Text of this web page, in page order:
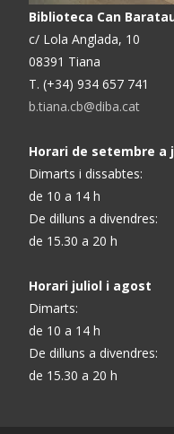
Biblioteca Can
c/ Lola Anglada, 10
08391 Tiana
T. (+34) 934 657 741
b.tiana.cb@diba.cat
Horari de setembre a
Dimarts i dissabtes:
de 10 a 14 h
De dilluns a divendres:
de 15.30 a 20 h
Horari juliol i agost
Dimarts:
de 10 a 14 h
De dilluns a divendres:
de 15.30 a 20 h